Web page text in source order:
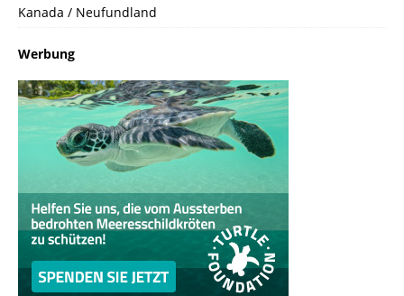
Kanada / Neufundland
Werbung